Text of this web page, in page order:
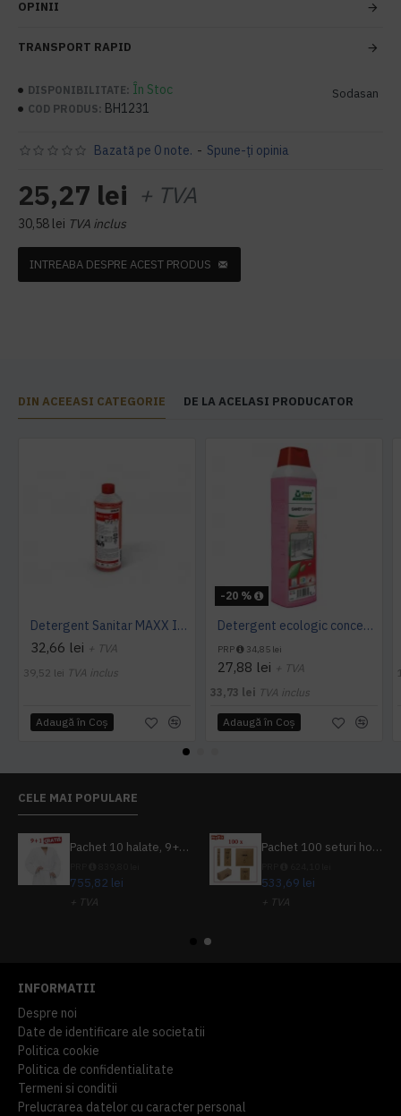
OPINII
TRANSPORT RAPID
DISPONIBILITATE: În Stoc
COD PRODUS: BH1231
Sodasan
Bazată pe 0 note. - Spune-ţi opinia
25,27 lei + TVA
30,58 lei TVA inclus
INTREABA DESPRE ACEST PRODUS
DIN ACEEASI CATEGORIE DE LA ACELASI PRODUCATOR
Detergent Sanitar MAXX INTO S 1L Ecolab
32,66 lei + TVA
39,52 lei TVA inclus
Adaugă în Coş
-20 %
Detergent ecologic concentrat spatii sanitare SANET Zitrotan, 1L
PRP 34,85 lei
27,88 lei + TVA
33,73 lei TVA inclus
Adaugă în Coş
CELE MAI POPULARE
Pachet 10 halate, 9+1 gratuit
755,82 lei
+ TVA
Pachet 100 seturi hoteliere, set dentar, set barbierit, casca de dus, pila unghii, set cusut
533,69 lei
+ TVA
INFORMATII
Despre noi
Date de identificare ale societatii
Politica cookie
Politica de confidentialitate
Termeni si conditii
Prelucrarea datelor cu caracter personal